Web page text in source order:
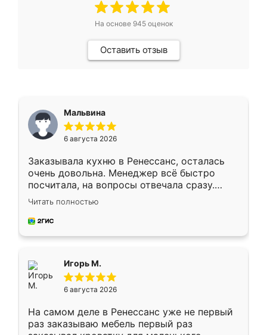
На основе 945оценок
Оставить отзыв
Мальвина
6 августа 2026
Заказывала кухню в Ренессанс, осталась
очень довольна. Менеджер всё быстро
посчитала, на вопросы отвечала сразу.
Замерщик приехал в субботу, подошёл к
делу со всей ответственностью. Собрали
за день, ребята работали аккуратно, даже
Читать полностью
Игорь М.
6 августа 2026
На самом деле в Ренессанс уже не первый
раз заказываю мебель первый раз